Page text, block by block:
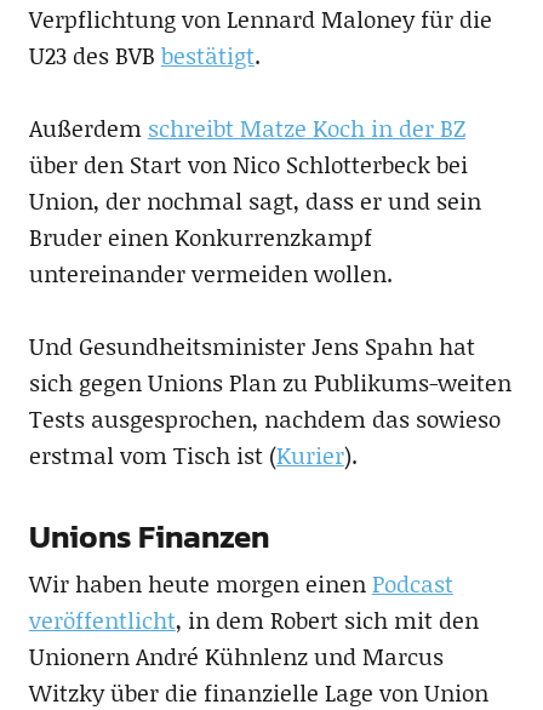
Verpflichtung von Lennard Maloney für die
U23 des BVB bestätigt.
Außerdem schreibt Matze Koch in der BZ
über den Start von Nico Schlotterbeck bei
Union, der nochmal sagt, dass er und sein
Bruder einen Konkurrenzkampf
untereinander vermeiden wollen.
Und Gesundheitsminister Jens Spahn hat
sich gegen Unions Plan zu Publikums-weiten
Tests ausgesprochen, nachdem das sowieso
erstmal vom Tisch ist (Kurier).
Unions Finanzen
Wir haben heute morgen einenPodcast
veröffentlicht, in dem Robert sich mit den
Unionern André Kühnlenz und Marcus
Witzky über die finanzielle Lage von Union